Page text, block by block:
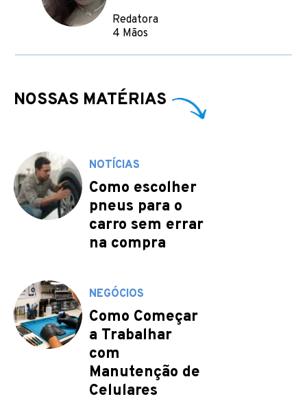
Redatora
4 Mãos
NOSSAS MATÉRIAS
NOTÍCIAS
Como escolher
pneus para o
carro sem errar
na compra
NEGÓCIOS
Como Começar
a Trabalhar
com
Manutenção de
Celulares